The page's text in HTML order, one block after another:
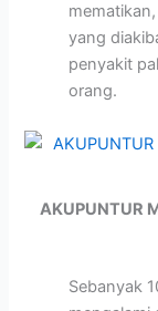
yang
penyakit
orang.
AKUPUNTUR
Sebanyak